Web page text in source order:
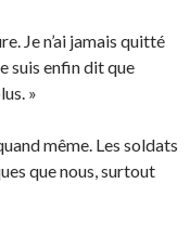
Je n’ai jamais quitté
suis enfin dit que
»
même. Les soldats
que nous, surtout